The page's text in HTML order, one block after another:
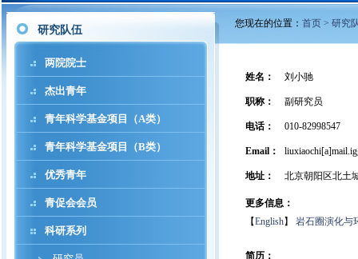
研究队伍
两院院士
杰出青年
青年科学基金项目（A类）
青年科学基金项目（B类）
优秀青年
青促会会员
科研系列
您现在的位置： 首页 > 研究
姓名 ： 刘小驰
职称 ： 副研究员
电话： 010-82998547
Email：
地址 ： 北京朝阳区北土
更多信息：
【English】 岩石圈演化与
简历：